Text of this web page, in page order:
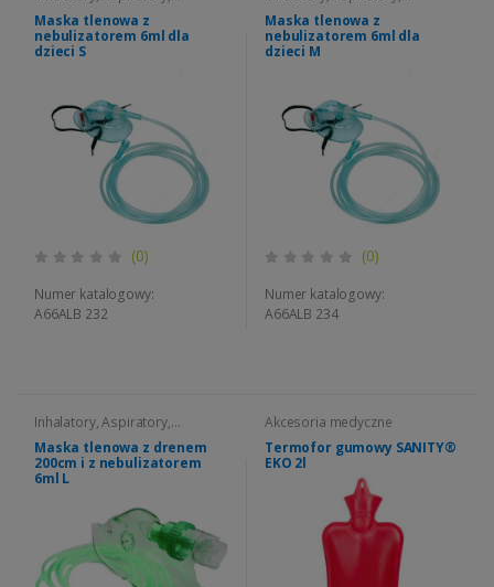
Nebulizatory
Maska tlenowa z
nebulizatorem 6ml dla
dzieci S
(0)
Numer katalogowy:
A66ALB 232
Nebulizatory
Maska tlenowa z
nebulizatorem 6ml dla
dzieci M
(0)
Numer katalogowy:
A66ALB 234
Inhalatory, Aspiratory,
Nebulizatory
Maska tlenowa z drenem
200cm i z nebulizatorem
6ml L
Akcesoria medyczne
Termofor gumowy SANITY®
EKO 2l